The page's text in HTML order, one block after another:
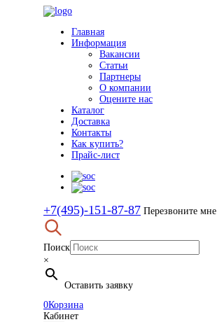
Главная
Информация
Вакансии
Статьи
Партнеры
О компании
Оцените нас
Каталог
Доставка
Контакты
Как купить?
Прайс-лист
+7(495)-151-87-87 Перезвоните мне
Поиск
×
Оставить заявку
0Корзина
Кабинет